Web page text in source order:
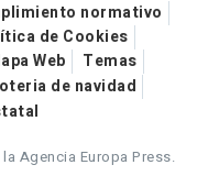
normativo
de Cookies
Web
Temas
de navidad
Agencia Europa Press.